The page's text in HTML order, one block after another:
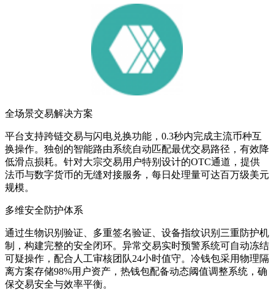
全场景交易解决方案
平台支持跨链交易与闪电兑换功能，0.3秒内完成主流币种互
换操作。独创的智能路由系统自动匹配最优交易路径，有效降
低滑点损耗。针对大宗交易用户特别设计的OTC通道，提供
法币与数字货币的无缝对接服务，每日处理量可达百万级美元
规模。
多维安全防护体系
通过生物识别验证、多重签名验证、设备指纹识别三重防护机
制，构建完整的安全闭环。异常交易实时预警系统可自动冻结
可疑操作，配合人工审核团队24小时值守。冷钱包采用物理隔
离方案存储98%用户资产，热钱包配备动态阈值调整系统，确
保交易安全与效率平衡。